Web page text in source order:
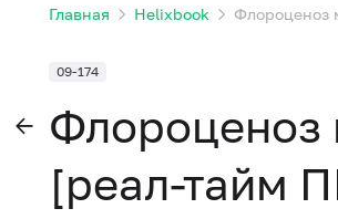
Главная Helixbook Флороценоз
09-174
Флороценоз
[реал-тайм